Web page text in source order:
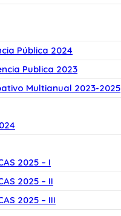
Pública 2024
Publica 2023
Multianual 2023-2025
2025 – I
2025 – II
2025 – III